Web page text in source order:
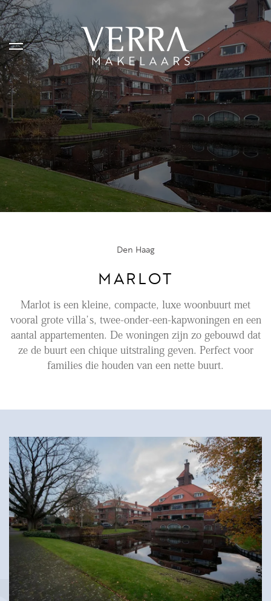
Den Haag
MARLOT
Marlot is een kleine, compacte, luxe woonbuurt met
vooral grote villa’s, twee-onder-een-kapwoningen en een
aantal appartementen. De woningen zijn zo gebouwd dat
ze de buurt een chique uitstraling geven. Perfect voor
families die houden van een nette buurt.
AANBOD
Te koop
Te huur
Shortstay
DIENSTEN
Aanhuur
Aankoop
Beheer
Verhuur
NIEUWS
LOCAL LIFE
OVER ONS
FAQ
Reviews
Werken bij